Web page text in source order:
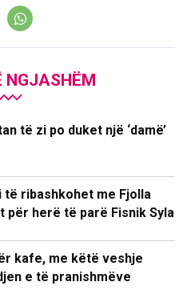
NGJASHËM
të zi po duket një ‘damë’
të ribashkohet me Fjolla
për herë të parë Fisnik Syla
kafe, me këtë veshje
e të pranishmëve